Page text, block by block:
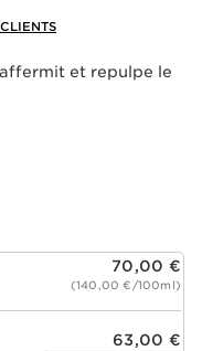
et repulpe le
70,00 €
(140,00 €/100ml)
63,00 €